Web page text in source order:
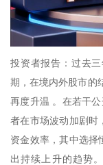
投资者报告：过去
期，在境内外股市的
再度升温 。在若干
者在市场波动加剧时
资金效率，其中选择
出持续上升的趋势